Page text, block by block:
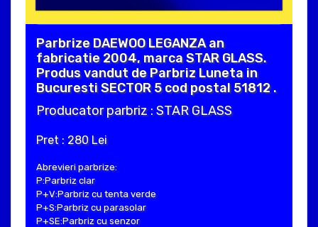
Parbrize DAEWOO LEGANZA an
fabricatie 2004, marca STAR GLASS.
Produs vandut de Parbriz Luneta in
Bucuresti SECTOR 5 cod postal 51812 .
Producator parbriz : STAR GLASS
Pret : 280 Lei
Abrevieri parbrize:
P:Parbriz clar
P+V:Parbriz cu tenta verde
P+S:Parbriz cu parasolar
P+SE:Parbriz cu senzor